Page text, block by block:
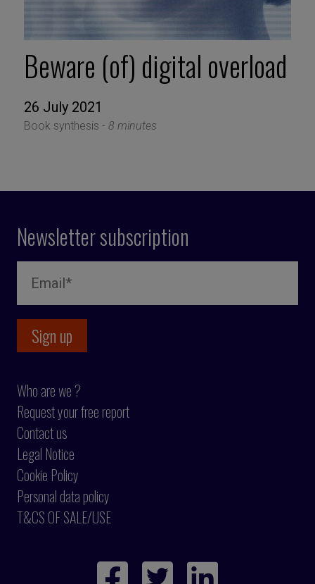
Beware (of) digital overload
26 July 2021
Book synthesis - 8 minutes
Newsletter subscription
Who are we ?
Request your free report
Contact us
Legal Notice
Cookie Policy
Personal data policy
T&CS OF SALE/USE